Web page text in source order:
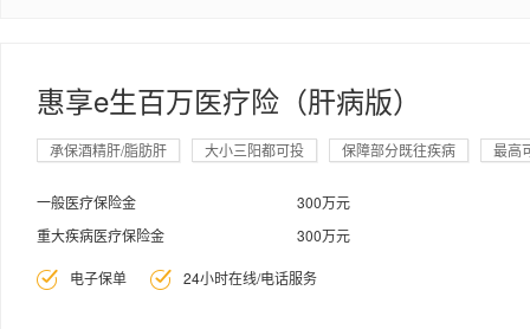
惠享e生百万医疗险（肝病版）
承保酒精肝/脂肪肝 大小三阳都可投 保障部分既往疾病 最高
一般医疗保险金
300万元
重大疾病医疗保险金
300万元
 电子保单  24小时在线/电话服务